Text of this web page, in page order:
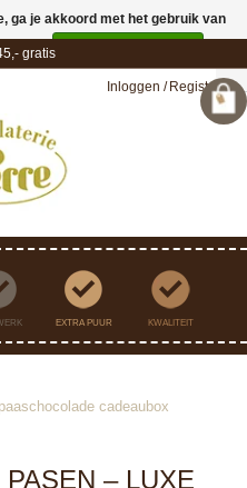
gratis
Inloggen / Registreren
EXTRA PUUR KWALITEIT
cadeaubox
– LUXE
ga je akkoord met het gebruik van
cookies »